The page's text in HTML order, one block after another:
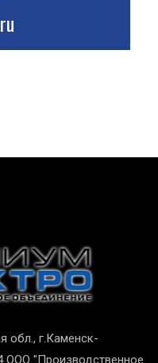
обл., г.Каменск-
ООО "Производственное